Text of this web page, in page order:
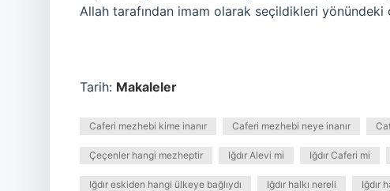
Allah tarafından imam olarak seçildikleri yönündeki
Tarih: Makaleler
Caferi mezhebi kime inanır Caferi mezhebi neye inanır
Çeçenler hangi mezheptir Iğdır Alevi mi Iğdır Caferi mi
Iğdır eskiden hangi ülkeye bağlıydı Iğdır halkı nereli Iğdır